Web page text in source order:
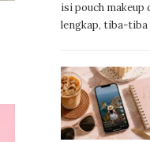
isi pouch makeup
lengkap, tiba-tiba